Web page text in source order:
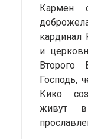
Кармен
кардинал
и
Второго
Господь,
Кико
живут в